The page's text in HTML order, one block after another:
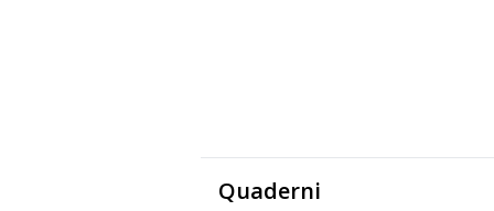
Quaderni